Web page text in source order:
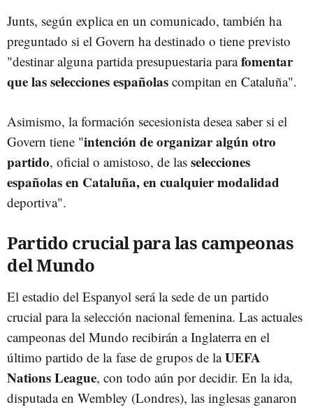
Junts, según explica en un comunicado, también ha
preguntado si el Govern ha destinado o tiene previsto
"destinar alguna partida presupuestaria parafomentar
que las selecciones españolas compitan en Cataluña".
Asimismo, la formación secesionista desea saber si el
Govern tiene "intención de organizar algún otro
partido, oficial o amistoso, de las selecciones
españolas en Cataluña, en cualquier modalidad
deportiva".
Partido crucial para las campeonas
del Mundo
El estadio del Espanyol será la sede de un partido
crucial para la selección nacional femenina. Las actuales
campeonas del Mundo recibirán a Inglaterra en el
último partido de la fase de grupos de laUEFA
Nations League, con todo aún por decidir. En la ida,
disputada en Wembley (Londres), las inglesas ganaron